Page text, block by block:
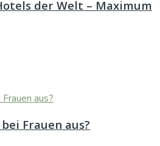
der Welt – Maximum
Frauen aus?